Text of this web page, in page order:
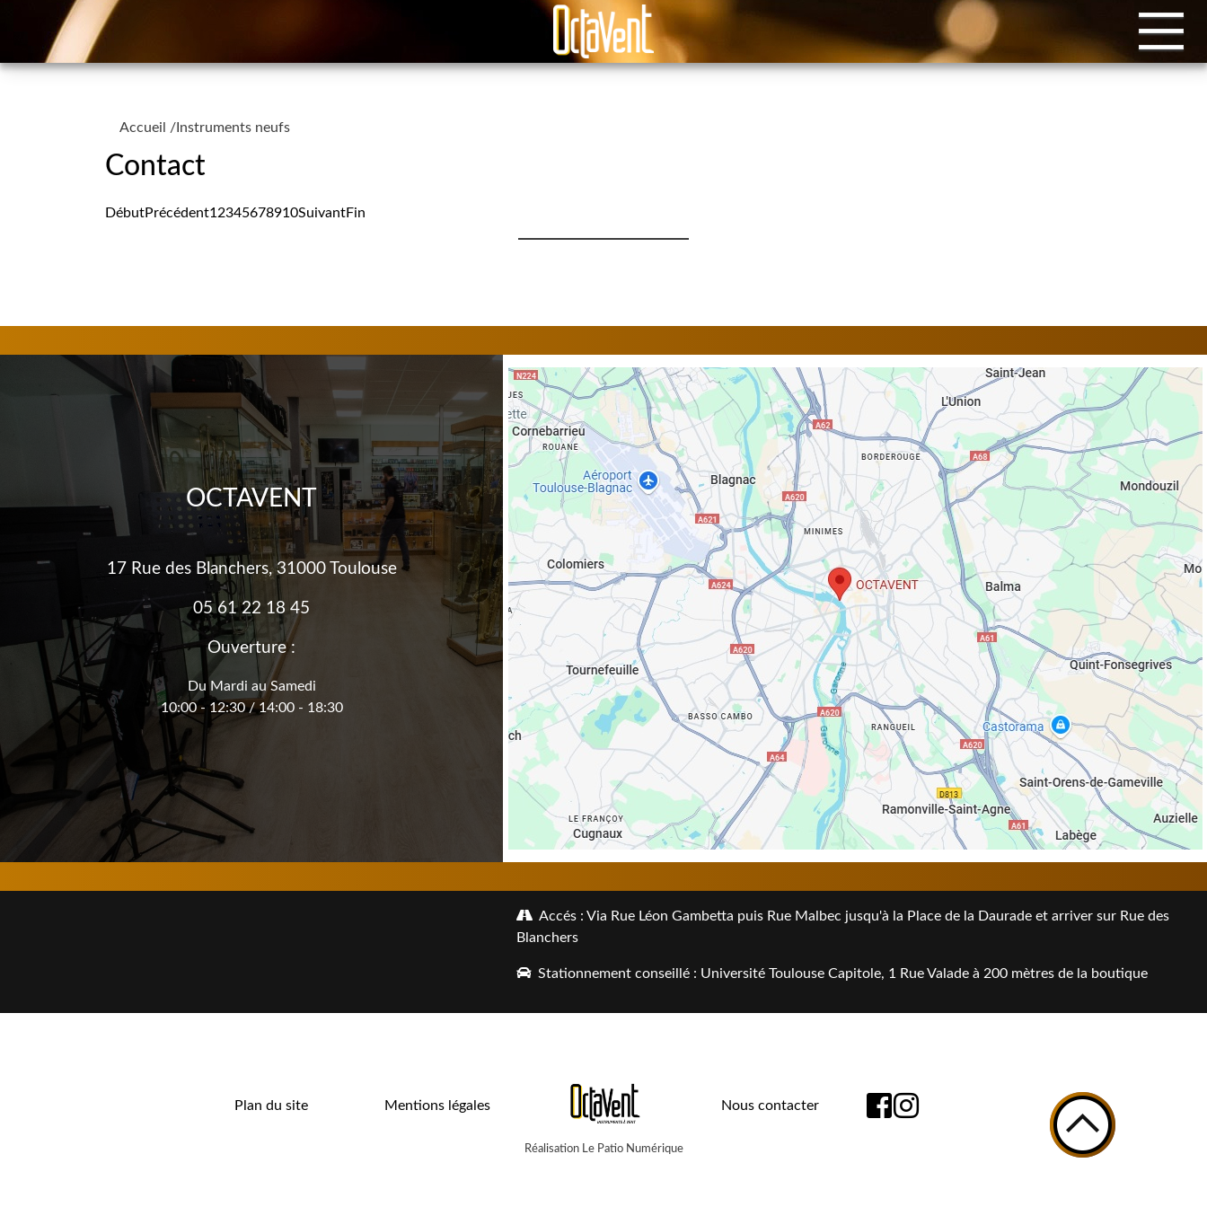
Accueil / Instruments neufs
Contact
DébutPrécédent1 2345678910SuivantFin
OCTAVENT
17 Rue des Blanchers, 31000 Toulouse
05 61 22 18 45
Ouverture :
Du Mardi au Samedi
10:00 - 12:30 / 14:00 - 18:30
Accés : Via Rue Léon Gambetta puis Rue Malbec jusqu'à la Place de la Daurade et arriver sur Rue des
Blanchers
Stationnement conseillé : Université Toulouse Capitole, 1 Rue Valade à 200 mètres de la boutique
Plan du site Mentions légales Nous contacter
Réalisation Le Patio Numérique